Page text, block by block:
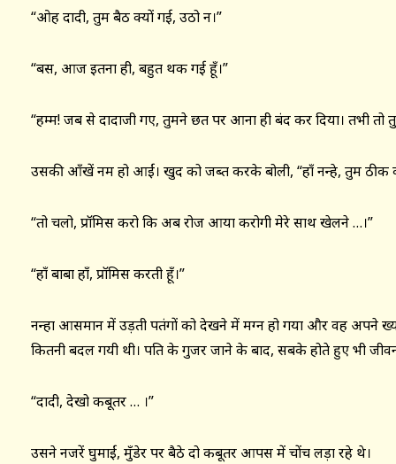
“ओह दादी, तुम बैठ क्यों गई, उठो न।”
“बस, आज इतना ही, बहुत थक गई हूँ।”
“हम्म! जब से दादाजी गए, तुमने छत पर आना ही बंद कर दिया। तभी तो
उसकी आँखें नम हो आईं। खुद को जब्त करके बोली, “हाँ नन्हे, तुम ठीक
“तो चलो, प्रॉमिस करो कि अब रोज आया करोगी मेरे साथ खेलने …।”
“हाँ बाबा हाँ, प्रॉमिस करती हूँ।”
नन्हा आसमान में उड़ती पतंगों को देखने में मग्न हो गया और वह अपने
कितनी बदल गयी थी। पति के गुजर जाने के बाद, सबके होते हुए भी
“दादी, देखो कबूतर … ।”
उसने नजरें घुमाईं, मुँडेर पर बैठे दो कबूतर आपस में चोंच लड़ा रहे थे।